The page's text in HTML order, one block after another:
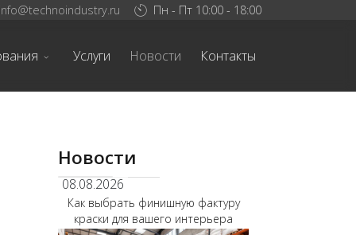
info@technoindustry.ru Пн - Пт 10:00 - 18:00
Услуги Новости Контакты
Новости
08.08.2026
Как выбрать финишную фактуру
краски для вашего интерьера